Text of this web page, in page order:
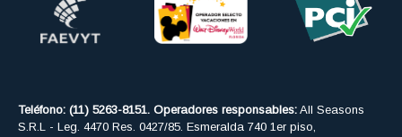
Teléfono: (11) 5263-8151. Operadores responsables: All Seasons
S.R.L - Leg. 4470 Res. 0427/85. Esmeralda 740 1er piso,